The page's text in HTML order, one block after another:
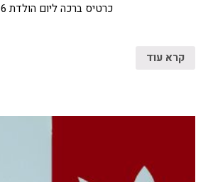
כרטיס ברכה ליום הולדת 16
קרא עוד